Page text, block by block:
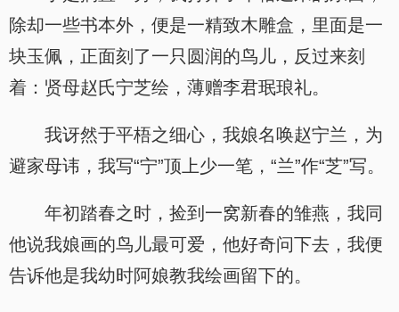
除却一些书本外，便是一精致木雕盒，里面是一
块玉佩，正面刻了一只圆润的鸟儿，反过来刻
着：贤母赵氏宁芝绘，薄赠李君珉琅礼。
我讶然于平梧之细心，我娘名唤赵宁兰，为
避家母讳，我写“宁”顶上少一笔，“兰”作“芝”写。
年初踏春之时，捡到一窝新春的雏燕，我同
他说我娘画的鸟儿最可爱，他好奇问下去，我便
告诉他是我幼时阿娘教我绘画留下的。